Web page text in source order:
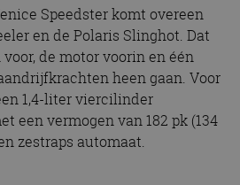
Speedster komt overeen
en de Polaris Slinghot. Dat
de motor voorin en één
heen gaan. Voor
1,4-liter viercilinder
een vermogen van 182 pk (134
zestraps automaat.